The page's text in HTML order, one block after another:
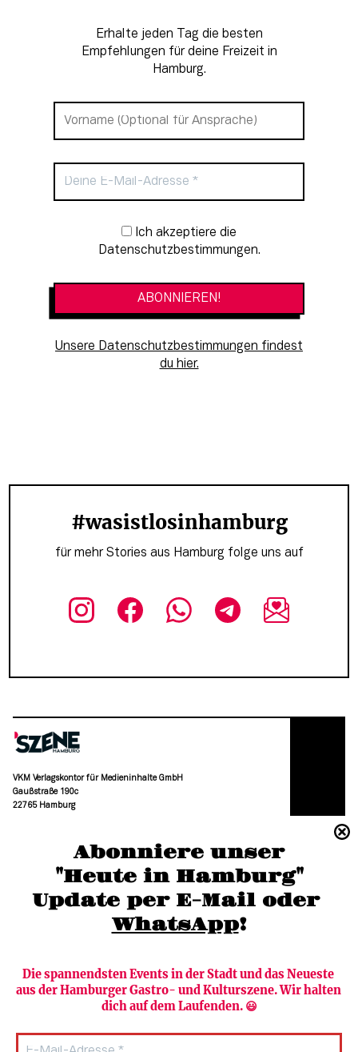
Abonniere unser
"Heute in Hamburg"
Update per E-Mail oder
WhatsApp!
Die spannendsten Events in der Stadt und das Neueste
aus der Hamburger Gastro- und Kulturszene. Wir halten
dich auf dem Laufenden. 😃
Erhalte jeden Tag die besten
Empfehlungen für deine Freizeit in
Hamburg.
Newsletter-Anmeldung
Datenschutzbestimmungen.
Unsere Datenschutzbestimmungen findest
du hier.
#wasistlosinhamburg
für mehr Stories aus Hamburg folge uns auf
VKM Verlagskontor für Medieninhalte GmbH
Gaußstraße 190c
22765 Hamburg
moc.grubmah-enezs@ofni
Newsletter abonnieren Verlag